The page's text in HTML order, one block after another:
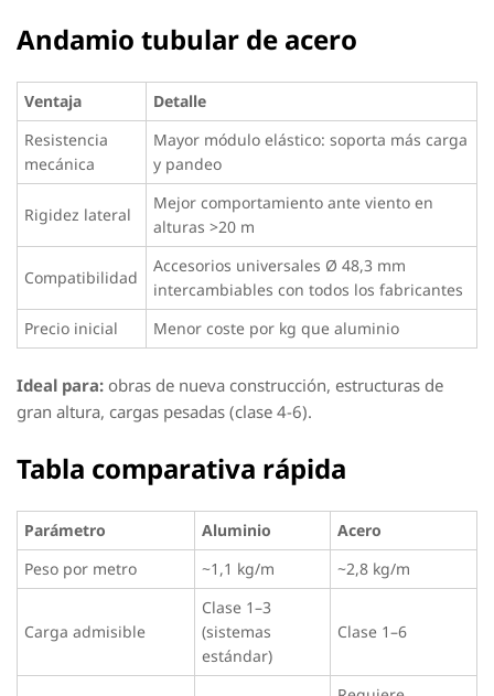
Andamio tubular de acero
Ventaja
Detalle
Resistencia
mecánica
Mayor módulo elástico: soporta más carga
y pandeo
Rigidez lateral
Mejor comportamiento ante viento en
alturas >20 m
Compatibilidad
Accesorios universales Ø 48,3 mm
intercambiables con todos los fabricantes
Precio inicial
Menor coste por kg que aluminio
Ideal para: obras de nueva construcción, estructuras de
gran altura, cargas pesadas (clase 4-6).
Tabla comparativa rápida
Parámetro Aluminio
Acero
Peso por metro
~1,1 kg/m ~2,8 kg/m
Carga admisible
Clase 1–3
(sistemas
estándar)
Clase 1–6